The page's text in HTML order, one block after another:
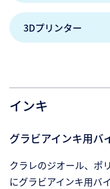
3Dプリンター
インキ
グラビアインキ用バ
クラレのジオール、ポ
にグラビアインキ用バ